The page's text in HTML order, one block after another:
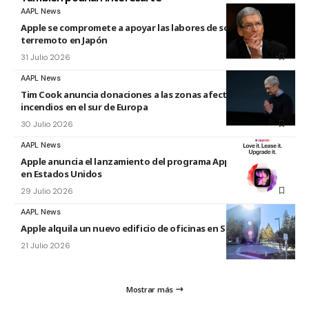
AAPL News
Apple se compromete a apoyar las labores de socorro tras el
terremoto en Japón
31 Julio 2026
AAPL News
Tim Cook anuncia donaciones a las zonas afectadas por los
incendios en el sur de Europa
30 Julio 2026
AAPL News
Apple anuncia el lanzamiento del programa Apple Upgrade
en Estados Unidos
29 Julio 2026
AAPL News
Apple alquila un nuevo edificio de oficinas en Sunnyvale
21 Julio 2026
Mostrar más